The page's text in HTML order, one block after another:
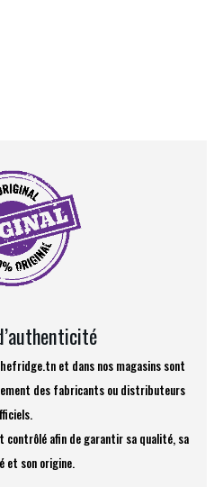
et dans nos magasins sont
des fabricants ou distributeurs
contrôlé afin de garantir sa qualité, sa
et son origine.